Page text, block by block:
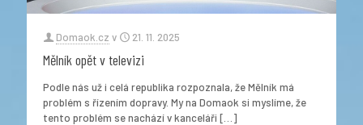
Domaok.cz v 21. 11. 2025
Mělník opět v televizi
Podle nás už i celá republika rozpoznala, že Mělník má
problém s řízením dopravy. My na Domaok si myslíme, že
tento problém se nachází v kanceláři […]